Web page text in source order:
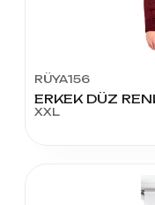
RÜYA156
XXL